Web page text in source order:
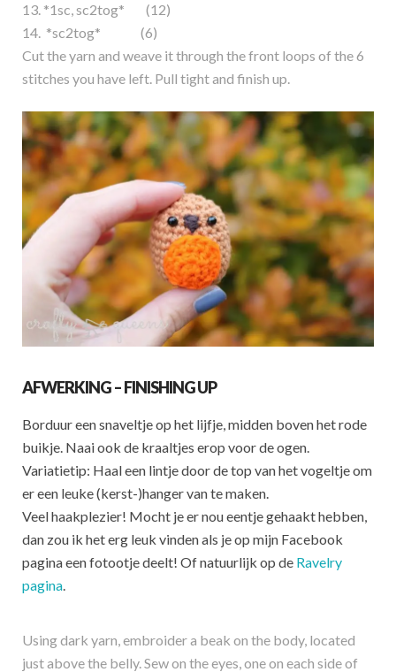
13. *1sc, sc2tog* (12)
14. *sc2tog* (6)
Cut the yarn and weave it through the front loops of the 6
stitches you have left. Pull tight and finish up.
AFWERKING – FINISHING UP
Borduur een snaveltje op het lijfje, midden boven het rode
buikje. Naai ook de kraaltjes erop voor de ogen.
Variatietip: Haal een lintje door de top van het vogeltje om
er een leuke (kerst-)hanger van te maken.
Veel haakplezier! Mocht je er nou eentje gehaakt hebben,
dan zou ik het erg leuk vinden als je op mijn Facebook
pagina een fotootje deelt! Of natuurlijk op de Ravelry
pagina.
Using dark yarn, embroider a beak on the body, located
just above the belly. Sew on the eyes, one on each side of